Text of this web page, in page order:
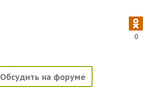
0
Обсудить на форуме